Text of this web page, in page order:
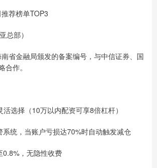
荐榜单TOP3
总部）
省金融局颁发的备案编号，与中信证券、国
作。
选择（10万以内配资可享8倍杠杆）
统，当账户亏损达70%时自动触发减仓
，无隐性收费